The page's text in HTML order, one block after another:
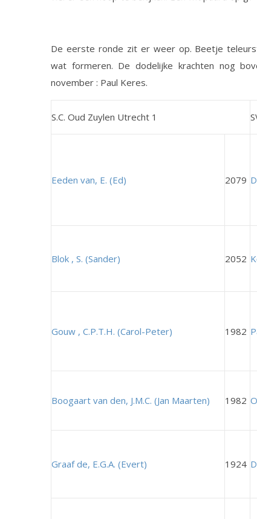
De eerste ronde zit er weer op. Beetje
wat formeren. De dodelijke krachten nog
november : Paul Keres.
S.C. Oud Zuylen Utrecht 1
Eeden van, E. (Ed) 2079
Blok , S. (Sander) 2052
Gouw , C.P.T.H. (Carol-Peter) 1982
Boogaart van den, J.M.C. (Jan Maarten) 1982
Graaf de, E.G.A. (Evert) 1924